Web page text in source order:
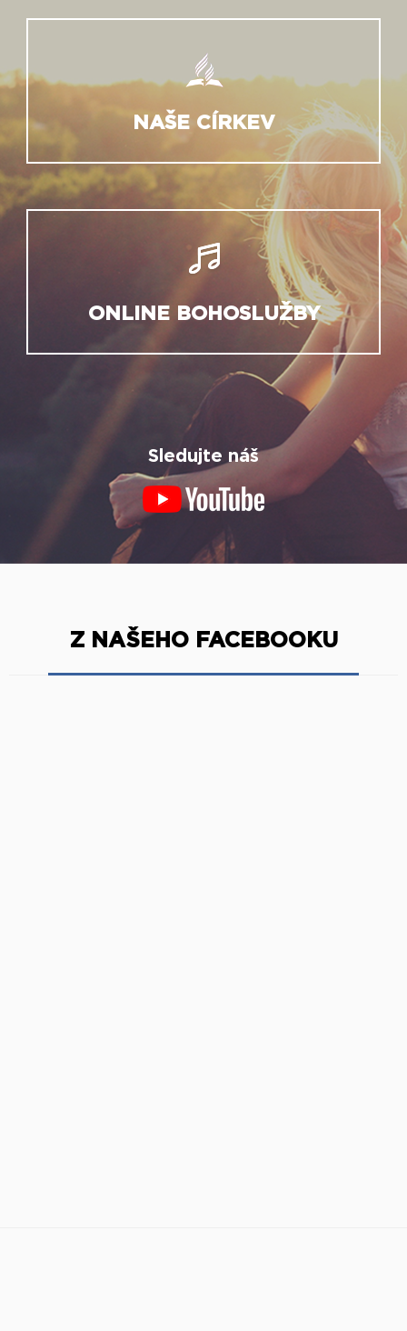
NAŠE CÍRKEV
ONLINE BOHOSLUŽBY
Sledujte náš
Z NAŠEHO FACEBOOKU